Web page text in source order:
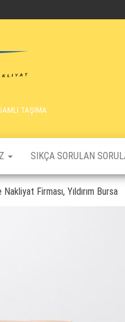
TAŞIMA
SIKÇA SORULAN
Firması, Yıldırım Bursa